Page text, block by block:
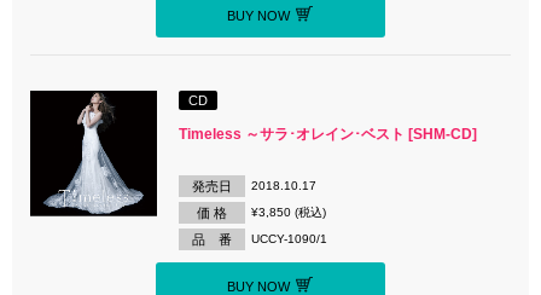
BUY NOW
CD
Timeless ～サラ･オレイン･ベスト [SHM-CD]
発売日 2018.10.17
価 格 ¥3,850 (税込)
品 番 UCCY-1090/1
BUY NOW